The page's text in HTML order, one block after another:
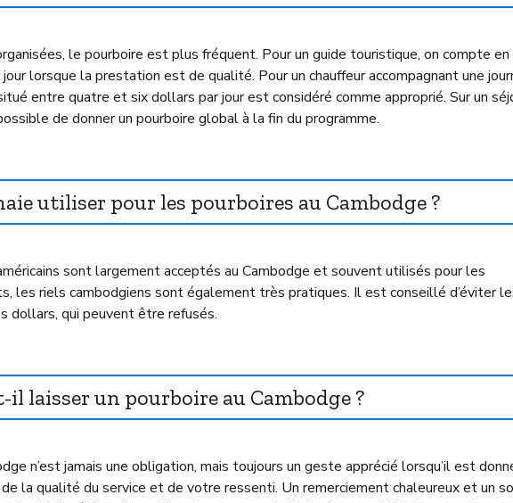
le pourboire est plus fréquent. Pour un guide touristique, on compte en
lorsque la prestation est de qualité. Pour un chauffeur accompagnant une
entre quatre et six dollars par jour est considéré comme approprié. Sur un
de donner un pourboire global à la fin du programme.
utiliser pour les pourboires au Cambodge ?
sont largement acceptés au Cambodge et souvent utilisés pour les
les riels cambodgiens sont également très pratiques. Il est conseillé d’éviter
dollars, qui peuvent être refusés.
il laisser un pourboire au Cambodge ?
n’est jamais une obligation, mais toujours un geste apprécié lorsqu’il est
la qualité du service et de votre ressenti. Un remerciement chaleureux et un